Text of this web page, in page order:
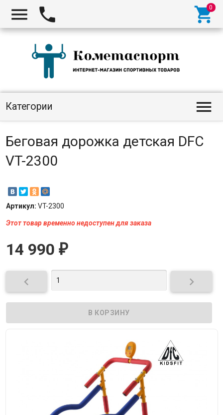
  
Категории 
Беговая дорожка детская DFC
VT-2300
Артикул: VT-2300
Этот товар временно недоступен для заказа
14 990 ₽
 